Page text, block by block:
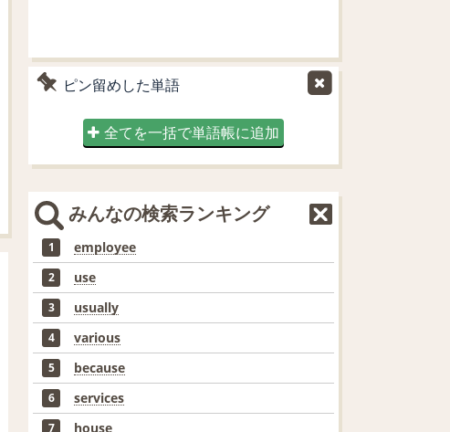
ピン留めした単語
全てを一括で単語帳に追加
みんなの検索ランキング
1 employee
2 use
3 usually
4 various
5 because
6 services
7 house